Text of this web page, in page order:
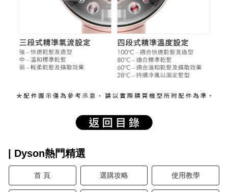
| Dyson熱門精選
首 頁 選購攻略 使用教學